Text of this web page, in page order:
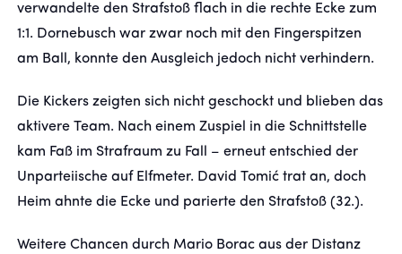
verwandelte den Strafstoß flach in die rechte Ecke zum
1:1. Dornebusch war zwar noch mit den Fingerspitzen
am Ball, konnte den Ausgleich jedoch nicht verhindern.
Die Kickers zeigten sich nicht geschockt und blieben das
aktivere Team. Nach einem Zuspiel in die Schnittstelle
kam Faß im Strafraum zu Fall – erneut entschied der
Unparteiische auf Elfmeter. David Tomić trat an, doch
Heim ahnte die Ecke und parierte den Strafstoß (32.).
Weitere Chancen durch Mario Borac aus der Distanz